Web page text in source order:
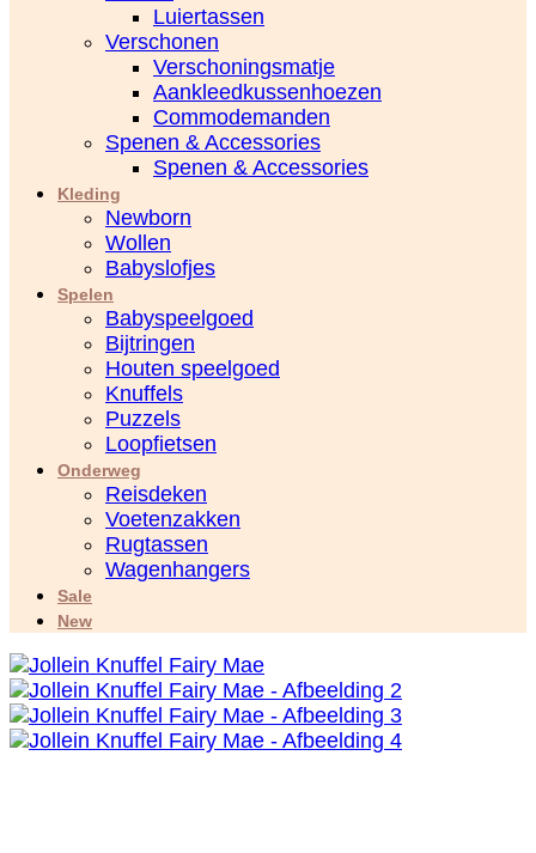
Luiertassen
Verschonen
Verschoningsmatje
Aankleedkussenhoezen
Commodemanden
Spenen & Accessories
Spenen & Accessories
Kleding
Newborn
Wollen
Babyslofjes
Spelen
Babyspeelgoed
Bijtringen
Houten speelgoed
Knuffels
Puzzels
Loopfietsen
Onderweg
Reisdeken
Voetenzakken
Rugtassen
Wagenhangers
Sale
New